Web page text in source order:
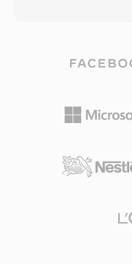
Dolby TrueHD,
para som
gravação de
trabalho de
consumidor
capitulo, fluxos
descartar
arquivos
perceptível. O
amplamente
primaria é a